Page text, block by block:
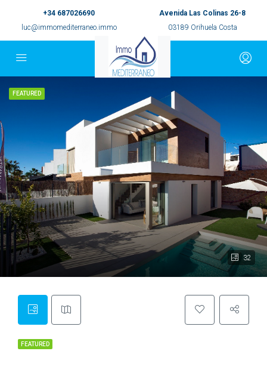
+34 687026690
luc@immomediterraneo.immo
Avenida Las Colinas 26-8
03189 Orihuela Costa
32
FEATURED
FEATURED